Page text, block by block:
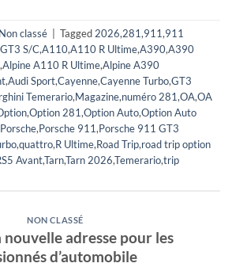
Non classé Tagged 2026,281,911,911
S/C,A110,A110 R Ultime,A390,A390
,Alpine A110 R Ultime,Alpine A390
,Audi Sport,Cayenne,Cayenne Turbo,GT3
Temerario,Magazine,numéro 281,OA,OA
,Option 281,Option Auto,Option Auto
Porsche,Porsche 911,Porsche 911 GT3
,quattro,R Ultime,Road Trip,road trip option
Avant,Tarn,Tarn 2026,Temerario,trip
NON CLASSÉ
nouvelle adresse pour les
d’automobile